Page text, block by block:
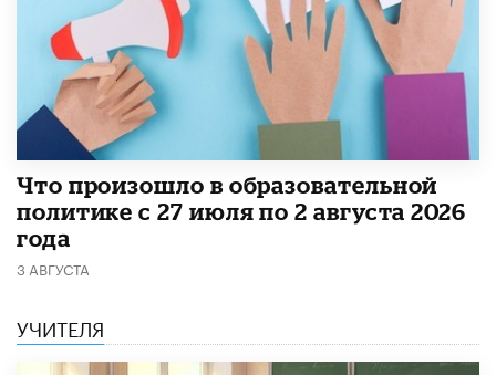
​Что произошло в образовательной
политике с 27 июля по 2 августа 2026
года
3 АВГУСТА
УЧИТЕЛЯ